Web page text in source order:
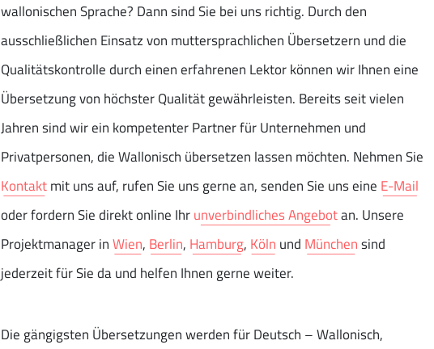
wallonischen Sprache? Dann sind Sie bei uns richtig. Durch den
ausschließlichen Einsatz von muttersprachlichen Übersetzern und die
Qualitätskontrolle durch einen erfahrenen Lektor können wir Ihnen eine
Übersetzung von höchster Qualität gewährleisten. Bereits seit vielen
Jahren sind wir ein kompetenter Partner für Unternehmen und
Privatpersonen, die Wallonisch übersetzen lassen möchten. Nehmen Sie
Kontaktmit uns auf, rufen Sie uns gerne an, senden Sie uns eine E-Mail
oder fordern Sie direkt online Ihrunverbindliches Angebotan. Unsere
Projektmanager inWien, Berlin, Hamburg, Köln und Münchensind
jederzeit für Sie da und helfen Ihnen gerne weiter.
Die gängigsten Übersetzungen werden für Deutsch – Wallonisch,